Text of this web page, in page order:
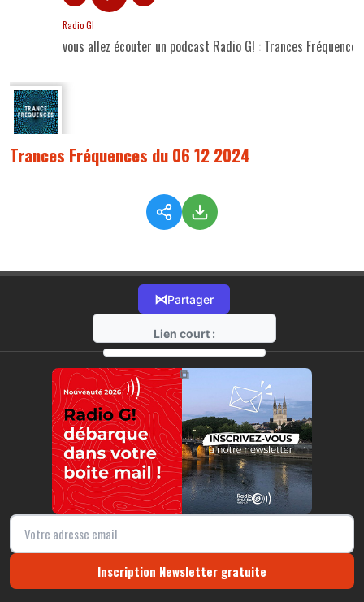
Radio G!
vous allez écouter un podcast Radio G! : Trances
Trances Fréquences du 06 12 2024
⋈Partager
Lien court :
https://radio-g.fr?16052
⧉
Inscription Newsletter gratuite